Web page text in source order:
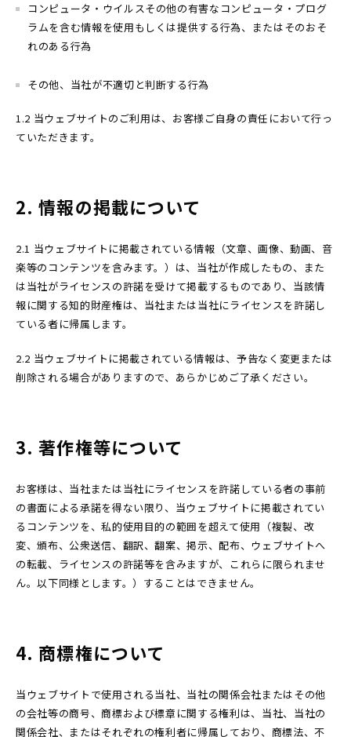
コンピュータ・ウイルスその他の有害なコンピュータ・プログ
ラムを含む情報を使用もしくは提供する行為、またはそのおそ
れのある行為
その他、当社が不適切と判断する行為
1.2 当ウェブサイトのご利用は、お客様ご自身の責任において行っ
ていただきます。
2. 情報の掲載について
2.1 当ウェブサイトに掲載されている情報（文章、画像、動画、音
楽等のコンテンツを含みます。）は、当社が作成したもの、また
は当社がライセンスの許諾を受けて掲載するものであり、当該情
報に関する知的財産権は、当社または当社にライセンスを許諾し
ている者に帰属します。
2.2 当ウェブサイトに掲載されている情報は、予告なく変更または
削除される場合がありますので、あらかじめご了承ください。
3. 著作権等について
お客様は、当社または当社にライセンスを許諾している者の事前
の書面による承諾を得ない限り、当ウェブサイトに掲載されてい
るコンテンツを、私的使用目的の範囲を超えて使用（複製、改
変、頒布、公衆送信、翻訳、翻案、掲示、配布、ウェブサイトへ
の転載、ライセンスの許諾等を含みますが、これらに限られませ
ん。以下同様とします。）することはできません。
4. 商標権について
当ウェブサイトで使用される当社、当社の関係会社またはその他
の会社等の商号、商標および標章に関する権利は、当社、当社の
関係会社、またはそれぞれの権利者に帰属しており、商標法、不